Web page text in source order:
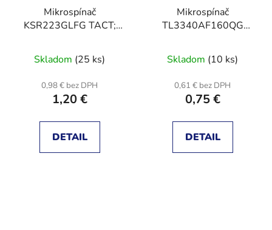
Mikrospínač
KSR223GLFG TACT;
0,01A/32VDC; SMT;
2N; 2,5mm;
Skladom (25 ks)
0,98 € bez DPH
1,20 €
DETAIL
Mikrospínač
TL3340AF160QG
0,05A/12VDC;
zboku,SMD
Skladom (10 ks)
0,61 € bez DPH
0,75 €
DETAIL